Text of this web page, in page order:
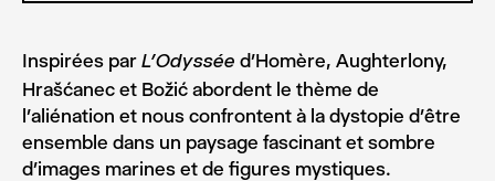
Inspirées par L’Odyssée d’Homère, Aughterlony,
Hrašćanec et Božić abordent le thème de
l’aliénation et nous confrontent à la dystopie d’être
ensemble dans un paysage fascinant et sombre
d’images marines et de figures mystiques.